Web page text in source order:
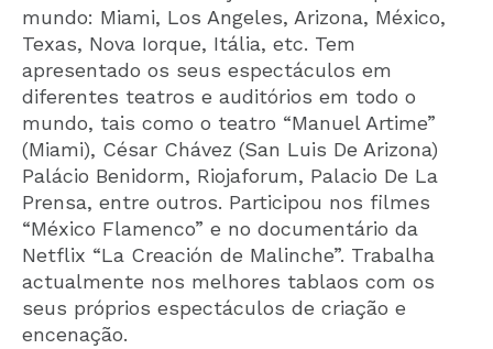
mundo: Miami, Los Angeles, Arizona, México,
Texas, Nova Iorque, Itália, etc. Tem
apresentado os seus espectáculos em
diferentes teatros e auditórios em todo o
mundo, tais como o teatro “Manuel Artime”
(Miami), César Chávez (San Luis De Arizona)
Palácio Benidorm, Riojaforum, Palacio De La
Prensa, entre outros. Participou nos filmes
“México Flamenco” e no documentário da
Netflix “La Creación de Malinche”. Trabalha
actualmente nos melhores tablaos com os
seus próprios espectáculos de criação e
encenação.